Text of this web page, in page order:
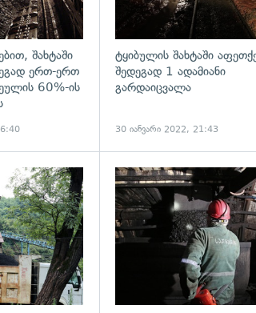
შახტაში
ერთ-ერთ
60%-ის
ტყიბულის შახტაში
შედეგად 1 ადამიანი
გარდაიცვალა
30 იანვარი 2022, 21:43
გადახედვა